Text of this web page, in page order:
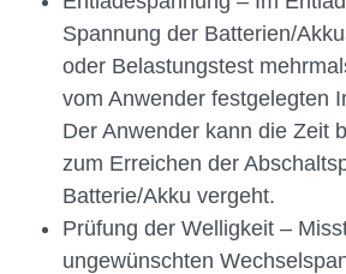
Spannung der Batterien/
oder Belastungstest
vom Anwender festgelegten
Der Anwender kann die Zeit
zum Erreichen der
Batterie/Akku vergeht.
Prüfung der Welligkeit –
ungewünschten